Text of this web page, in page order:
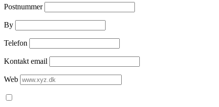
Postnummer
By
Telefon
Kontakt email
Web